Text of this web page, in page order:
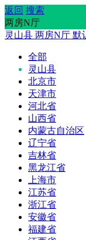
返回 搜索
两房N厅
灵山县 两房N厅 默
全部
灵山县
北京市
天津市
河北省
山西省
内蒙古自治区
辽宁省
吉林省
黑龙江省
上海市
江苏省
浙江省
安徽省
福建省